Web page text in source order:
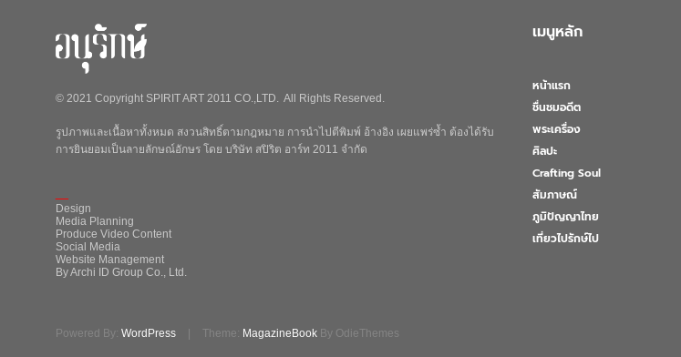
© 2021 Copyright SPIRIT ART 2011 CO.,LTD. All Rights Reserved.
รูปภาพและเนื้อหาทั้งหมด สงวนสิทธิ์ตามกฎหมาย การนำไปตีพิมพ์ อ้างอิง เผยแพร่ซ้ำ ต้องได้รับ
การยินยอมเป็นลายลักษณ์อักษร โดย บริษัท สปิริต อาร์ท 2011 จำกัด
Design
Media Planning
Produce Video Content
Social Media
Website Management
By Archi ID Group Co., Ltd.
เมนูหลัก
หน้าแรก
ชื่นชมอดีต
พระเครื่อง
ศิลปะ
Crafting Soul
สัมภาษณ์
ภูมิปัญญาไทย
เที่ยวไปรักษ์ไป
Powered By: WordPress Theme: MagazineBook By OdieThemes